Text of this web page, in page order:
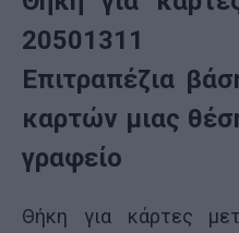
20501311
Επιτραπέζια
καρτών μιας
γραφείο
Θήκη για κάρτες